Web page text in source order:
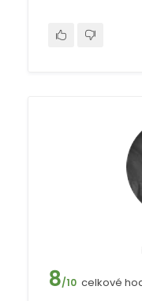
8/10 celkové